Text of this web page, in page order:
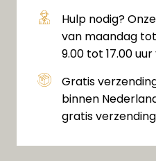
Hulp nodig?
van maandag
9.00 tot 17.00
Gratis
binnen
gratis